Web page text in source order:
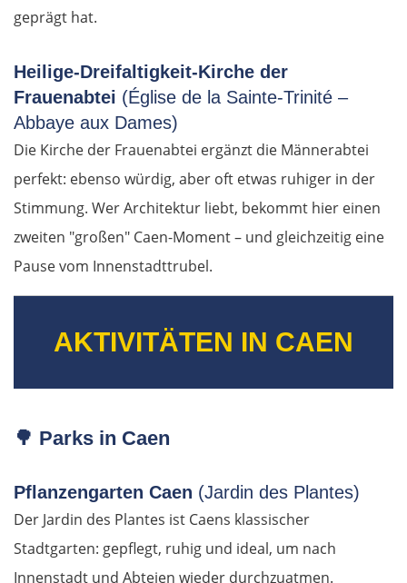
geprägt hat.
Heilige-Dreifaltigkeit-Kirche der
Frauenabtei (Église de la Sainte-Trinité –
Abbaye aux Dames)
Die Kirche der Frauenabtei ergänzt die Männerabtei
perfekt: ebenso würdig, aber oft etwas ruhiger in der
Stimmung. Wer Architektur liebt, bekommt hier einen
zweiten "großen" Caen-Moment – und gleichzeitig eine
Pause vom Innenstadttrubel.
AKTIVITÄTEN IN CAEN
🌳 Parks in Caen
Pflanzengarten Caen (Jardin des Plantes)
Der Jardin des Plantes ist Caens klassischer
Stadtgarten: gepflegt, ruhig und ideal, um nach
Innenstadt und Abteien wieder durchzuatmen.
Rumänien Ost
Oradea
Cluj-Napoca
Târnăveni
Râmnicu Vâlcea
Ruse
Rasgrad